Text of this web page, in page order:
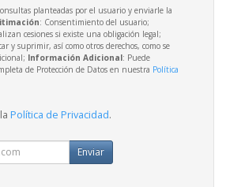
planteadas por el usuario y enviarle la
: Consentimiento del usuario;
cesiones si existe una obligación legal;
y suprimir, así como otros derechos, como se
Información Adicional: Puede
de Protección de Datos en nuestra Política
Política de Privacidad.
Enviar